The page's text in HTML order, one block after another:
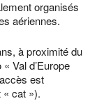
organisés
aériennes.
à proximité du
Val d’Europe
est
cat »).